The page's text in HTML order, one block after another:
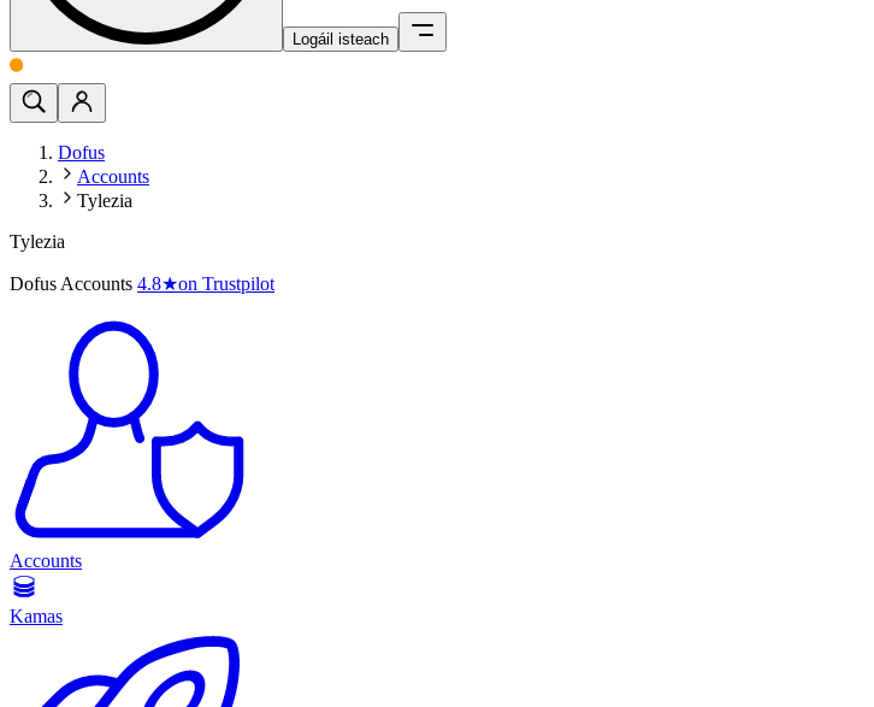
Logáil isteach
Dofus
Accounts
Tylezia
Tylezia
Dofus Accounts 4.8★on Trustpilot
Accounts
Kamas